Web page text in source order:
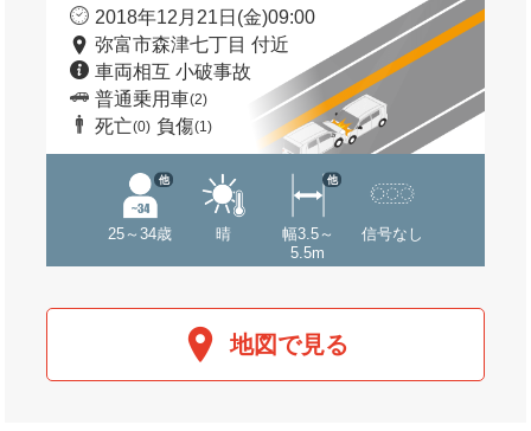
2018年12月21日(金)09:00
弥富市森津七丁目 付近
車両相互 小破事故
普通乗用車(2)
死亡(0) 負傷(1)
25～34歳
他
晴
幅3.5～
5.5m
他
信号なし
地図で見る